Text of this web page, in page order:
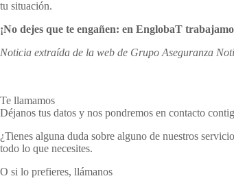
tu situación.
¡No dejes que te engañen: en EnglobaT
Noticia extraída de la web de Grupo Aseguranza
Te llamamos
Déjanos tus datos y nos pondremos en contacto
¿Tienes alguna duda sobre alguno de nuestros
todo lo que necesites.
O si lo prefieres, llámanos